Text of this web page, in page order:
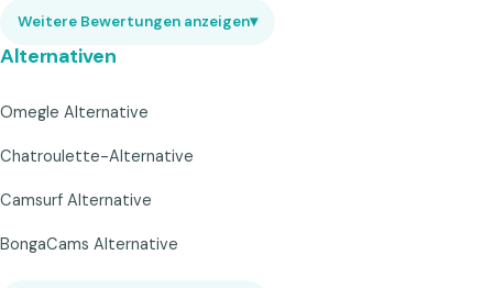
Weitere Bewertungen anzeigen▾
Alternativen
Omegle Alternative
Chatroulette-Alternative
Camsurf Alternative
BongaCams Alternative